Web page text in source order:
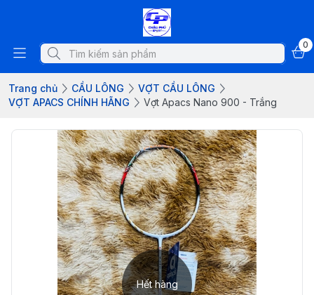
0
Trang chủ CẦU LÔNG
VỢT CẦU LÔNG
VỢT APACS CHÍNH HÃNG
Vợt Apacs Nano 900 - Trắng
Hết hàng